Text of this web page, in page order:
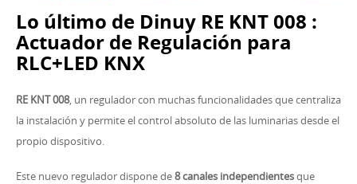
Lo último de Dinuy RE KNT 008 :
Actuador de Regulación para
RLC+LED KNX
RE KNT 008, un regulador con muchas funcionalidades que centraliza
la instalación y permite el control absoluto de las luminarias desde el
propio dispositivo.
Este nuevo regulador dispone de8 canales independientesque